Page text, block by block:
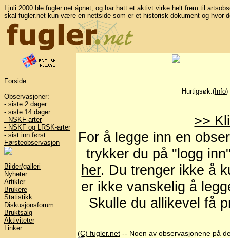
I juli 2000 ble fugler.net åpnet, og har hatt et aktivt virke helt frem til
skal fugler.net kun være en nettside som er et historisk dokument og hvor
Forside
Observasjoner:
- siste 2 dager
- siste 14 dager
- NSKF-arter
- NSKF og LRSK-arter
- sist inn først
Førsteobservasjon
Bilder/galleri
Nyheter
Artikler
Brukere
Statistikk
Diskusjonsforum
Bruktsalg
Aktiviteter
Linker
Hurtigsøk:( Info)
>>
For å legge inn en
trykker du på "logg
her. Du trenger ikke å
er ikke vanskelig å
Skulle du allikevel få
(C) fugler.net -- Noen av observasjonene på